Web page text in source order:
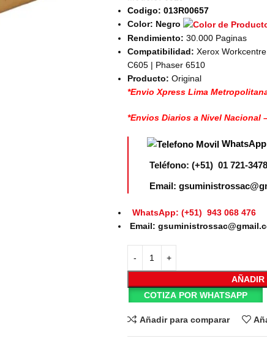
Codigo:013R00657
Color: Negro
Rendimiento: 30.000 Paginas
Compatibilidad:Xerox
C605 | Phaser 6510
Producto: Original
*Envio Xpress Lima
*Envios Diarios a Nivel Nacional
Teléfono: (+51) 01 721-3478
Email:
WhatsApp: (+51) 943 068 476
Email:
COTIZA POR WHATSAPP
Añadir para comparar